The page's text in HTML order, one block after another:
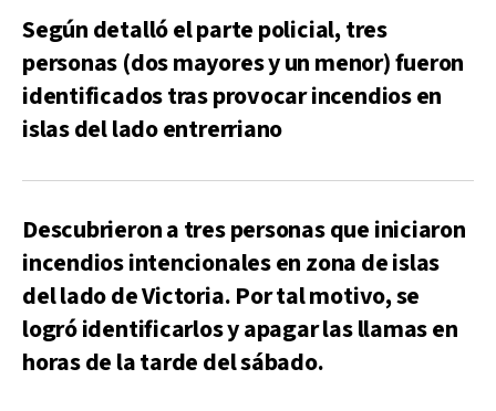
Según detalló el parte policial, tres
personas (dos mayores y un menor) fueron
identificados tras provocar incendios en
islas del lado entrerriano
Descubrieron a tres personas que iniciaron
incendios intencionales en zona de islas
del lado de Victoria. Por tal motivo, se
logró identificarlos y apagar las llamas en
horas de la tarde del sábado.